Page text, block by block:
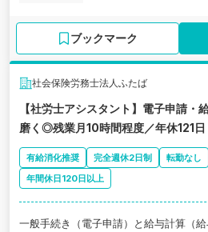
ブックマーク
社会保険労務士法人ふたば
【社労士アシスタント】電子申請・
磨く◎残業月10時間程度／年休121
有給消化推奨 完全週休2日制 転勤なし
年間休日120日以上
一般手続き（電子申請）と給与計算（